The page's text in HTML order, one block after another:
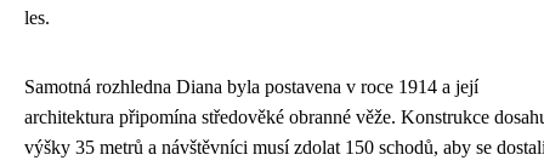
les.
Samotná rozhledna Diana byla postavena v roce 1914 a její
architektura připomína středověké obranné věže. Konstrukce
výšky 35 metrů a návštěvníci musí zdolat 150 schodů, aby se